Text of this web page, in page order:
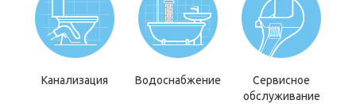
Канализация Водоснабжение
Сервисное
обслуживание